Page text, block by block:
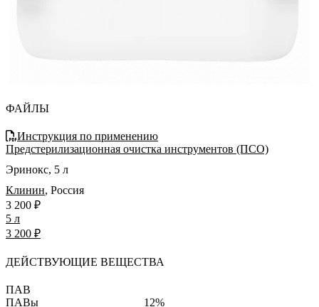
ФАЙЛЫ
Инструкция по применению
Предстерилизационная очистка инструментов (ПСО)
Эринокс, 5 л
Клинин, Россия
5 л
3 200 ₽
ДЕЙСТВУЮЩИЕ ВЕЩЕСТВА
ПАВ
ПАВы
12%
3 200 ₽